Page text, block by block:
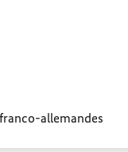
allemandes